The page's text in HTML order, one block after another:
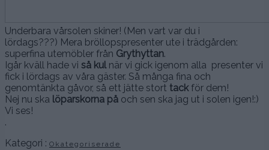
Underbara vårsolen skiner! (Men vart var du i
lördags???) Mera bröllopspresenter ute i trädgården:
superfina utemöbler från Grythyttan.
Igår kväll hade vi så kulnär vi gick igenom alla presenter vi
fick i lördags av våra gäster. Så många fina och
genomtänkta gåvor, så ett jätte stort tackför dem!
Nej nu ska löparskorna på och sen ska jag ut i solen igen!:)
Vi ses!
.
Kategori : Okategoriserade